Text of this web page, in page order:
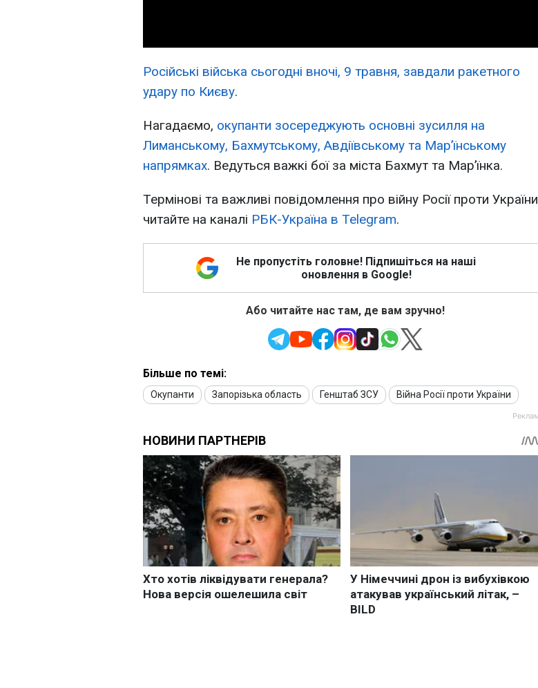
Російські війська сьогодні вночі, 9 травня, завдали ракетного
удару по Києву.
Нагадаємо, окупанти зосереджують основні зусилля на
Лиманському, Бахмутському, Авдіївському та Мар’їнському
напрямках. Ведуться важкі бої за міста Бахмут та Мар’їнка.
Термінові та важливі повідомлення про війну Росії проти України
читайте на каналі РБК-Україна в Telegram.
Не пропустіть головне! Підпишіться на наші
оновлення в Google!
Або читайте нас там, де вам зручно!
Більше по темі:
Окупанти Запорізька область Генштаб ЗСУ Війна Росії проти України